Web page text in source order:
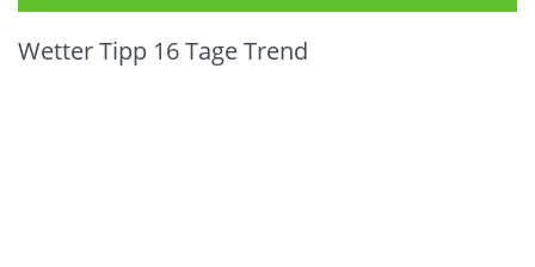
Wetter Tipp 16 Tage Trend